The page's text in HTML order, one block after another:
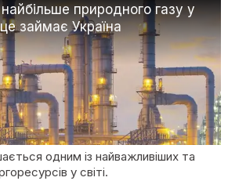
природного газу у
займає Україна
одним із найважливіших та
у світі.